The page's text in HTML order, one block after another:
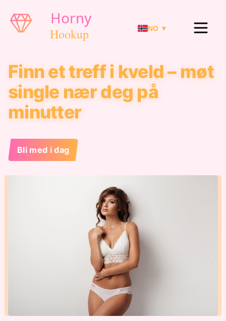
NO ▼
Finn et treff i kveld – møt
single nær deg på
minutter
Bli med i dag